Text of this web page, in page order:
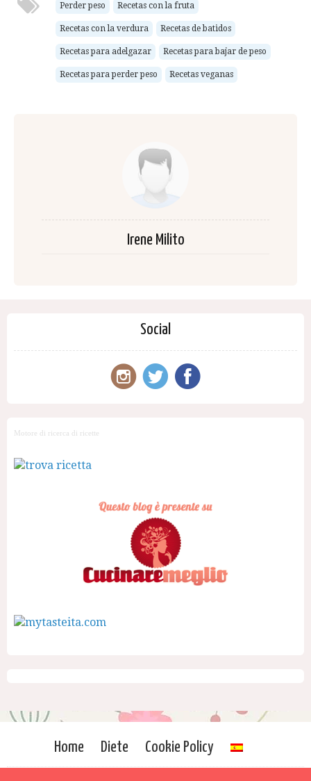
Perder peso Recetas con la fruta
Recetas con la verdura Recetas de batidos
Recetas para adelgazar Recetas para bajar de peso
Recetas para perder peso Recetas veganas
Irene Milito
Social
Motore di ricerca di ricette
Home Diete Cookie Policy